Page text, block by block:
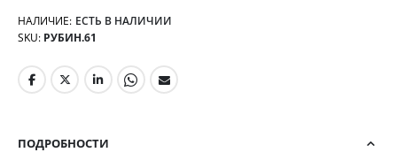
НАЛИЧИЕ: ЕСТЬ В НАЛИЧИИ
SKU РУБИН.61
ПОДРОБНОСТИ